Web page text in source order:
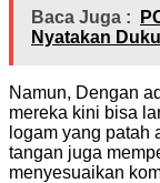
Baca Juga :
Nyatakan
Namun, Dengan
mereka kini bisa
logam yang patah
tangan juga
menyesuaikan